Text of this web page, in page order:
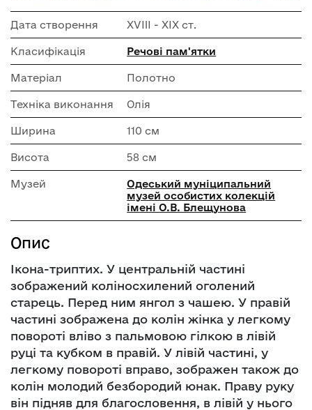
Дата створення XVIII - ХІХ ст.
Класифікація Речові пам'ятки
Матеріал Полотно
Техніка виконання Олія
Ширина 110 см
Висота 58 см
Музей
Одеський муніципальний
музей особистих колекцій
імені О.В. Блещунова
Опис
Ікона-триптих. У центральній частині
зображений коліносхилений оголений
старець. Перед ним янгол з чашею. У правій
частині зображена до колін жінка у легкому
повороті вліво з пальмовою гілкою в лівій
руці та кубком в правій. У лівій частині, у
легкому повороті вправо, зображен також до
колін молодий безбородий юнак. Праву руку
він підняв для благословення, в лівій у нього